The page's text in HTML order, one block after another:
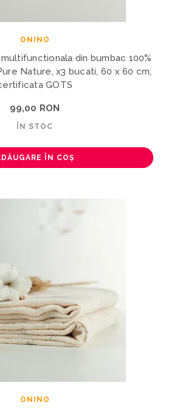
ONINO
din bumbac 100%
Nature, x3 bucati, 60 x 60 cm,
GOTS
99,00 RON
ÎN STOC
ÎN COȘ
ONINO